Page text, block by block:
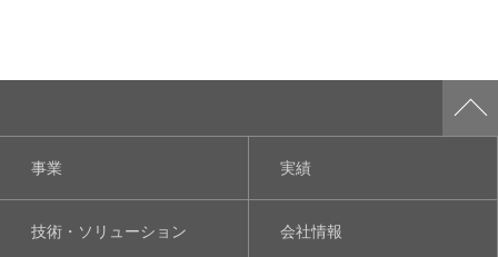
事業 実績
技術・ソリューション 会社情報